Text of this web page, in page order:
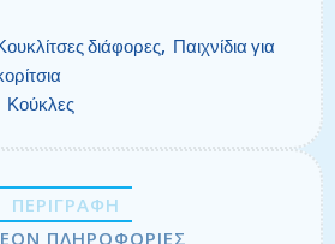
διάφορες,
Παιχνίδια για
Κούκλες
ΠΕΡΙΓΡΑΦΉ
ΠΛΗΡΟΦΟΡΊΕΣ